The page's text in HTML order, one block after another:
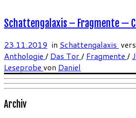
Schattengalaxis – Fragmente —
23.11.2019 in Schattengalaxis
Anthologie / Das Tor/ Fragmente /
Leseprobe von Daniel
Archiv